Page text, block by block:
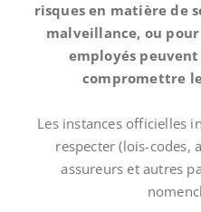
risques en matière de
malveillance, ou
employés
compromettre
Les instances officielles
respecter (lois-codes,
assureurs et autres